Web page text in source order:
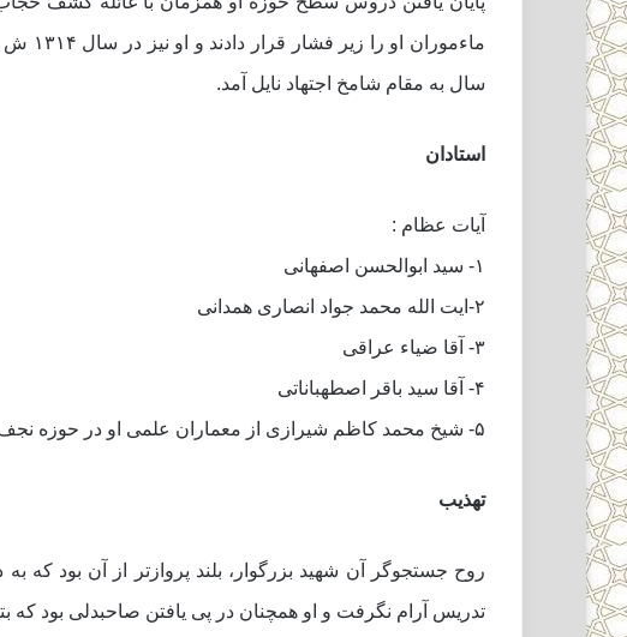
سال به مقام شامخ اجتهاد نایل آمد.
استادان
آیات عظام :
۱- سید ابوالحسن اصفهانى
۲-ایت الله محمد جواد انصاری همدانی
۳- آقا ضیاء عراقى
۴- آقا سید باقر اصطهباناتى
۵- شیخ محمد کاظم شیرازى از معماران علمى او در حوزه نجف بودند.
تهذیب
روح جستجوگر آن شهید بزرگوار، بلند پروازتر از آن
تدریس آرام نگرفت و او همچنان در پى یافتن صاحبدلى بود که